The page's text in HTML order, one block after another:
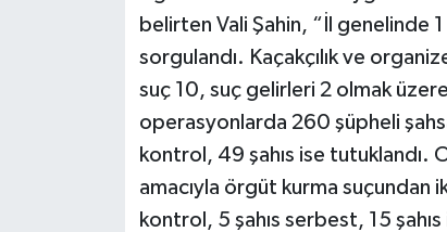
belirten Vali Şahin, “İl genelinde
sorgulandı. Kaçakçılık ve
suç 10, suç gelirleri 2 olmak
operasyonlarda 260 şüpheli
kontrol, 49 şahıs ise tutuklandı.
amacıyla örgüt kurma suçundan
kontrol, 5 şahıs serbest, 15